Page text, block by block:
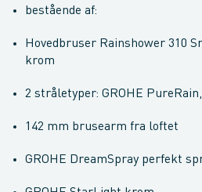
bestående af:
Hovedbruser Rainshower 310
krom
2 stråletyper: GROHE
142 mm brusearm fra loftet
GROHE DreamSpray perfekt